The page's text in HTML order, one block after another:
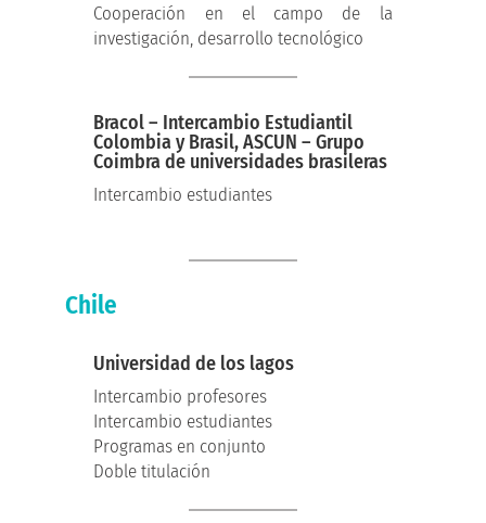
Cooperación en el campo de la
investigación, desarrollo tecnológico
Bracol – Intercambio Estudiantil
Colombia y Brasil, ASCUN – Grupo
Coimbra de universidades brasileras
Intercambio estudiantes
Chile
Universidad de los lagos
Intercambio profesores
Intercambio estudiantes
Programas en conjunto
Doble titulación